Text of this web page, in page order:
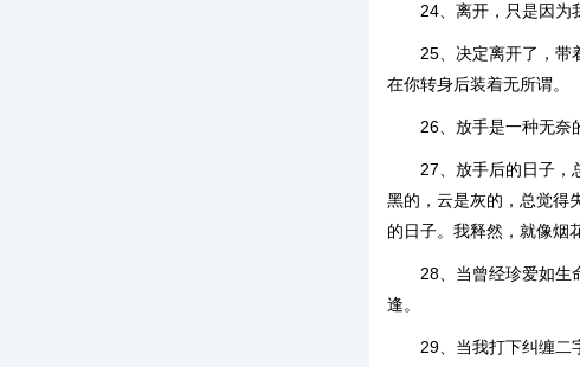
24、离开，只是因为
25、决定离开了，带
在你转身后装着无所谓。
26、放手是一种无奈
27、放手后的日子，
黑的，云是灰的，总觉得
的日子。我释然，就像烟
28、当曾经珍爱如生
逢。
29、当我打下纠缠二